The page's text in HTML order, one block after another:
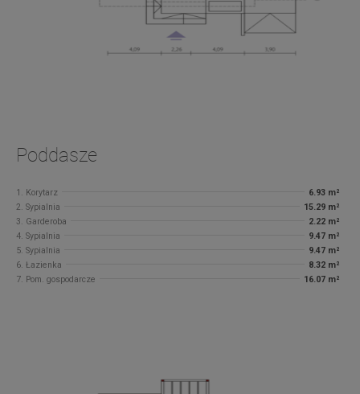
Poddasze
1. Korytarz
6.93 m²
2. Sypialnia
15.29 m²
3. Garderoba
2.22 m²
4. Sypialnia
9.47 m²
5. Sypialnia
9.47 m²
6. Łazienka
8.32 m²
7. Pom. gospodarcze
16.07 m²